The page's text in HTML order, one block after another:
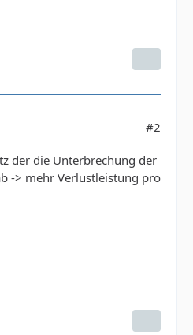
#2
der die Unterbrechung der
-> mehr Verlustleistung pro